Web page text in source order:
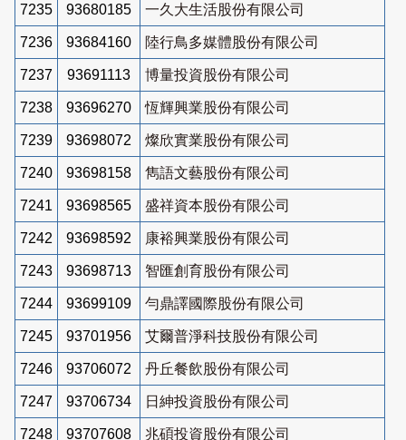
7235 93680185 一久大生活股份有限公司
7236 93684160 陸行鳥多媒體股份有限公司
7237 93691113 博量投資股份有限公司
7238 93696270 恆輝興業股份有限公司
7239 93698072 燦欣實業股份有限公司
7240 93698158 雋語文藝股份有限公司
7241 93698565 盛祥資本股份有限公司
7242 93698592 康裕興業股份有限公司
7243 93698713 智匯創育股份有限公司
7244 93699109 勻鼎譯國際股份有限公司
7245 93701956 艾爾普淨科技股份有限公司
7246 93706072 丹丘餐飲股份有限公司
7247 93706734 日紳投資股份有限公司
7248 93707608 兆碩投資股份有限公司